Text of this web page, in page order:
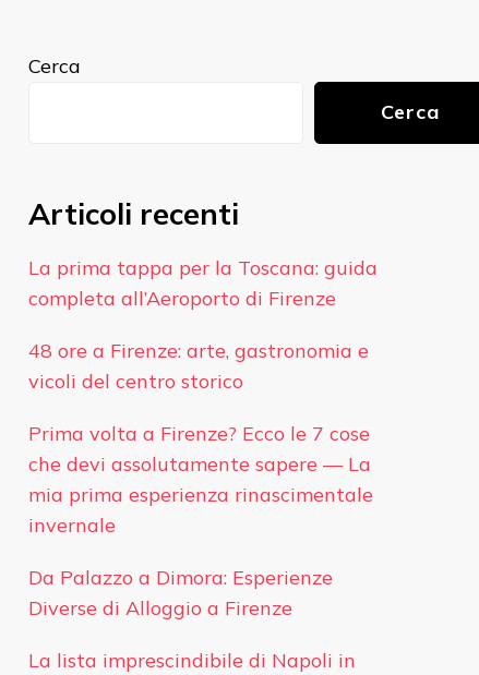
Cerca
Cerca
Articoli recenti
La prima tappa per la Toscana: guida
completa all’Aeroporto di Firenze
48 ore a Firenze: arte, gastronomia e
vicoli del centro storico
Prima volta a Firenze? Ecco le 7 cose
che devi assolutamente sapere — La
mia prima esperienza rinascimentale
invernale
Da Palazzo a Dimora: Esperienze
Diverse di Alloggio a Firenze
La lista imprescindibile di Napoli in